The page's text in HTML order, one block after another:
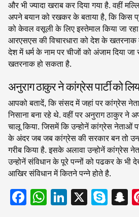
और भी ज्यादा खराब कर दिया गया है. वहीं
अपने बयान को रखकर के बताया है, कि किस
को केवल वसूली के लिए इस्तेमाल किया जा
आरएसएस की विचारधारा को देश के खतरनाक
देश में धर्म के नाम पर चीजों को अंजाम दिया
खतरनाक हो सकता है.
अनुराग ठाकुर ने कांग्रेस पार्टी को
आपको बतादें, कि संसद में जहां पर कांग्रेस नेता
निसाना बना रहे थे. वहीं पर अनुराग ठाकुर ने
चालू किया. जिसमें कि उन्होनें कांग्रेस नेताओं
के अंदर जब जब कांग्रेस की सरकार बन तो
गरीब किया है. इसके अलावा उन्होनें कांग्रेस
उन्होनें संविधान के पूरे पन्नों को पढकर के भी
आखिर संविधान में कितने पन्ने होते है.
F
W
Li
X
S
S